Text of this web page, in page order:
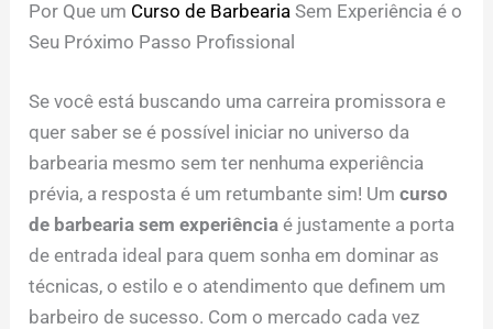
Por Que um Curso de Barbearia Sem Experiência é o
Seu Próximo Passo Profissional
Se você está buscando uma carreira promissora e
quer saber se é possível iniciar no universo da
barbearia mesmo sem ter nenhuma experiência
prévia, a resposta é um retumbante sim! Umcurso
de barbearia sem experiência é justamente a porta
de entrada ideal para quem sonha em dominar as
técnicas, o estilo e o atendimento que definem um
barbeiro de sucesso. Com o mercado cada vez